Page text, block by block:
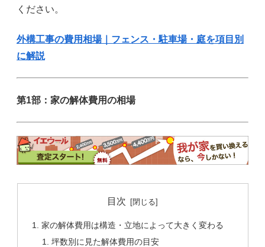
ください。
外構工事の費用相場｜フェンス・駐車場・庭を項目別
に解説
第1部：家の解体費用の相場
目次
家の解体費用は構造・立地によって大きく変わる
坪数別に見た解体費用の目安